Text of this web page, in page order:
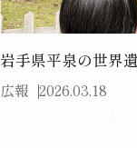
岩手県平泉の世界
広報 2026.03.18